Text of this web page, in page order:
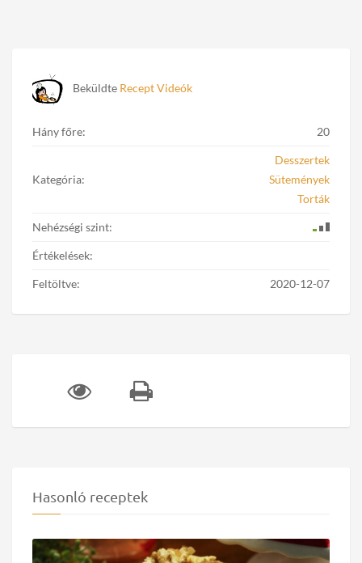
Beküldte Recept Videók
Hány főre: 20
Kategória:
Desszertek
Sütemények
Torták
Nehézségi szint:
Értékelések:
Feltöltve: 2020-12-07
Hasonló receptek